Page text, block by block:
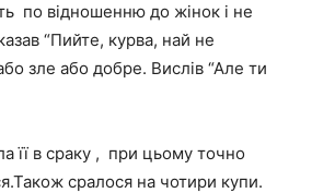
по відношенню до жінок і не
“Пийте, курва, най не
зле або добре. Вислів “Але ти
її в сраку , при цьому точно
сралося на чотири купи.